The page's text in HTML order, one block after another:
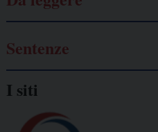
Sentenze
I siti